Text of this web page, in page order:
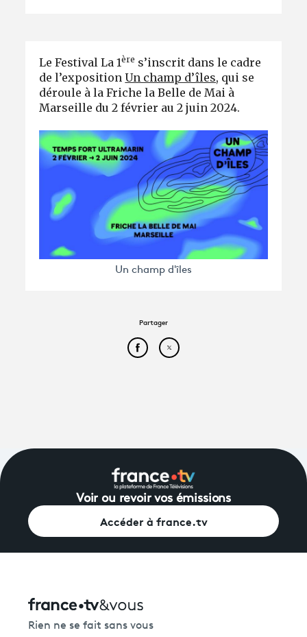
Le Festival La 1ère s’inscrit dans le cadre
de l’exposition Un champ d’îles, qui se
déroule à la Friche la Belle de Mai à
Marseille du 2 février au 2 juin 2024.
Un champ d'îles
Partager
Partager cet article sur
Partager cet article sur
Voir ou revoir vos émissions
Accéder à france.tv
Rien ne se fait sans vous